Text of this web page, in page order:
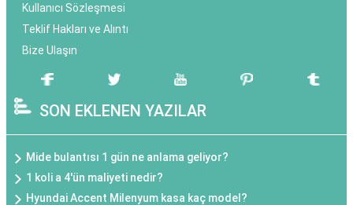
Kullanıcı Sözleşmesi
Teklif Hakları ve Alıntı
Bize Ulaşın
SON EKLENEN YAZILAR
Mide bulantısı 1 gün ne anlama geliyor?
1 koli a 4'ün maliyeti nedir?
Hyundai Accent Milenyum kasa kaç model?